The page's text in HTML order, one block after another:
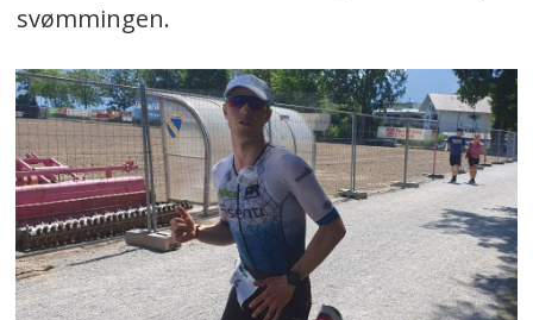
svømmingen.